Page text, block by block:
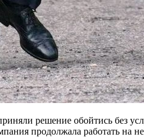
решение обойтись без
продолжала работать на